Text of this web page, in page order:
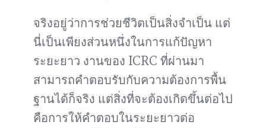
จริงอยู่ว่าการช่วยชีวิตเป็นสิ่งจำเป็น แต่
นี่เป็นเพียงส่วนหนึ่งในการแก้ปัญหา
ระยะยาว งานของ ICRC ที่ผ่านมา
สามารถคำตอบรับกับความต้องการพื้น
ฐานได้ก็จริง แต่สิ่งที่จะต้องเกิดขึ้นต่อไป
คือการให้คำตอบในระยะยาวต่อ